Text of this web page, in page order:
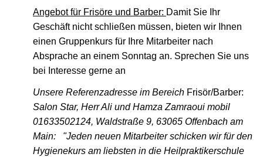
Angebot für Frisöre und Barber: Damit Sie Ihr
Geschäft nicht schließen müssen, bieten wir Ihnen
einen Gruppenkurs für Ihre Mitarbeiter nach
Absprache an einem Sonntag an. Sprechen Sie uns
bei Interesse gerne an
Unsere Referenzadresse im Bereich Frisör/Barber:
Salon Star, Herr Ali und Hamza Zamraoui mobil
01633502124, Waldstraße 9, 63065 Offenbach am
Main: "Jeden neuen Mitarbeiter schicken wir für den
Hygienekurs am liebsten in die Heilpraktikerschule